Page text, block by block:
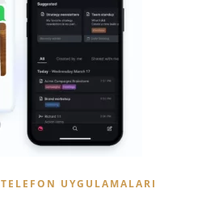
TELEFON UYGULAMALARI